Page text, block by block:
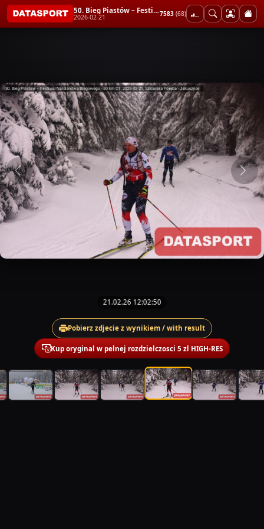
50. Bieg Piastów – Festiwal Narciarstwa Biegowego - 50 km CT
2026-02-21 7583 (68)
21.02.26 12:02:50
Pobierz zdjecie z wynikiem / with result
Kup oryginal w pelnej rozdzielczosci 5 zl HIGH-RES